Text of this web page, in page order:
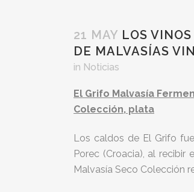
21 MAY LOS
DE MALVASÍAS
in Noticias
El Grifo Malvasía
Colección, plata
Los caldos de El Grifo
Porec (Croacia), al
Malvasía Seco Colección